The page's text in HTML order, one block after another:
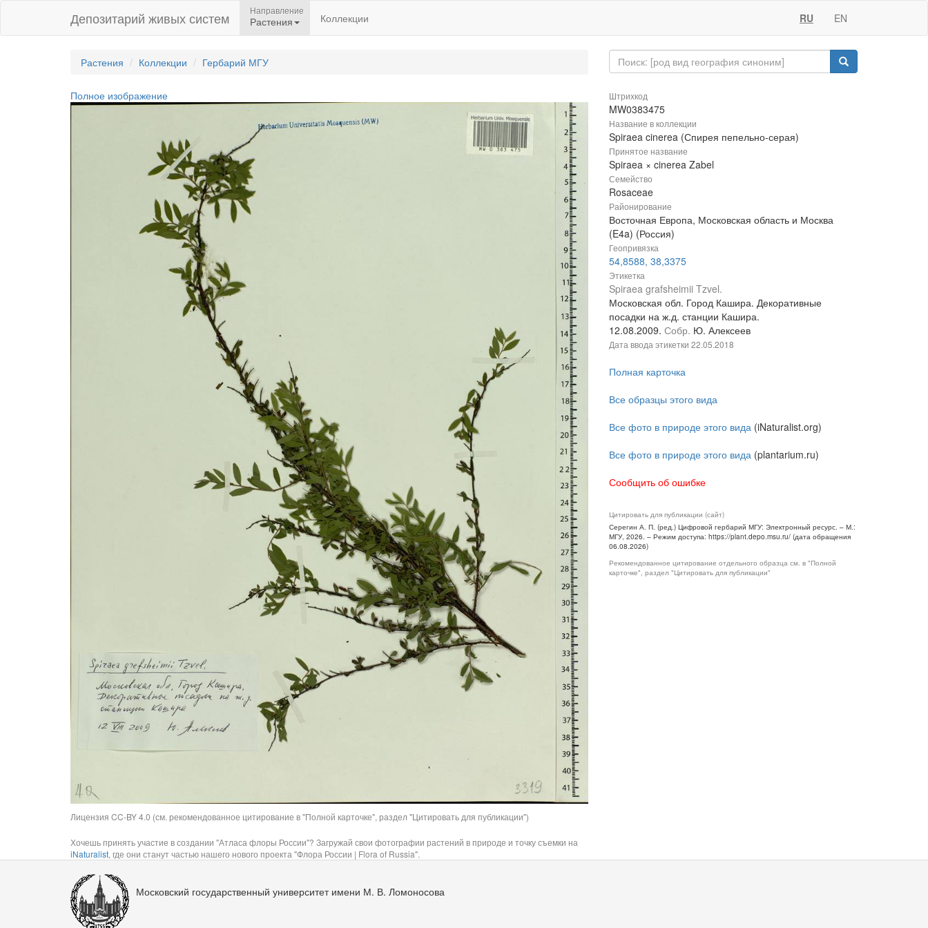
Депозитарий живых систем Направление
Растения Коллекции RU EN
Растения Коллекции Гербарий МГУ
Полное изображение
Лицензия CC-BY 4.0 (см. рекомендованное цитирование в "Полной карточке", раздел "Цитировать для публикации")
Хочешь принять участие в создании "Атласа флоры России"? Загружай свои фотографии растений в природе и точку съемки на
iNaturalist, где они станут частью нашего нового проекта "Флора России | Flora of Russia".
Штрихкод
MW0383475
Название в коллекции
Spiraea cinerea (Спирея пепельно-серая)
Принятое название
Spiraea × cinerea Zabel
Семейство
Rosaceae
Районирование
Восточная Европа, Московская область и Москва
(E4a) (Россия)
Геопривязка
54,8588, 38,3375
Этикетка
Spiraea grafsheimii Tzvel.
Московская обл. Город Кашира. Декоративные
посадки на ж.д. станции Кашира.
12.08.2009. Собр. Ю. Алексеев
Дата ввода этикетки 22.05.2018
Полная карточка
Все образцы этого вида
Все фото в природе этого вида (iNaturalist.org)
Все фото в природе этого вида (plantarium.ru)
Сообщить об ошибке
Цитировать для публикации (сайт)
Серегин А. П. (ред.) Цифровой гербарий МГУ: Электронный ресурс. – М.:
МГУ, 2026. – Режим доступа: https://plant.depo.msu.ru/ (дата обращения
06.08.2026)
Рекомендованное цитирование отдельного образца см. в "Полной
карточке", раздел "Цитировать для публикации"
Московский государственный университет имени М. В. Ломоносова